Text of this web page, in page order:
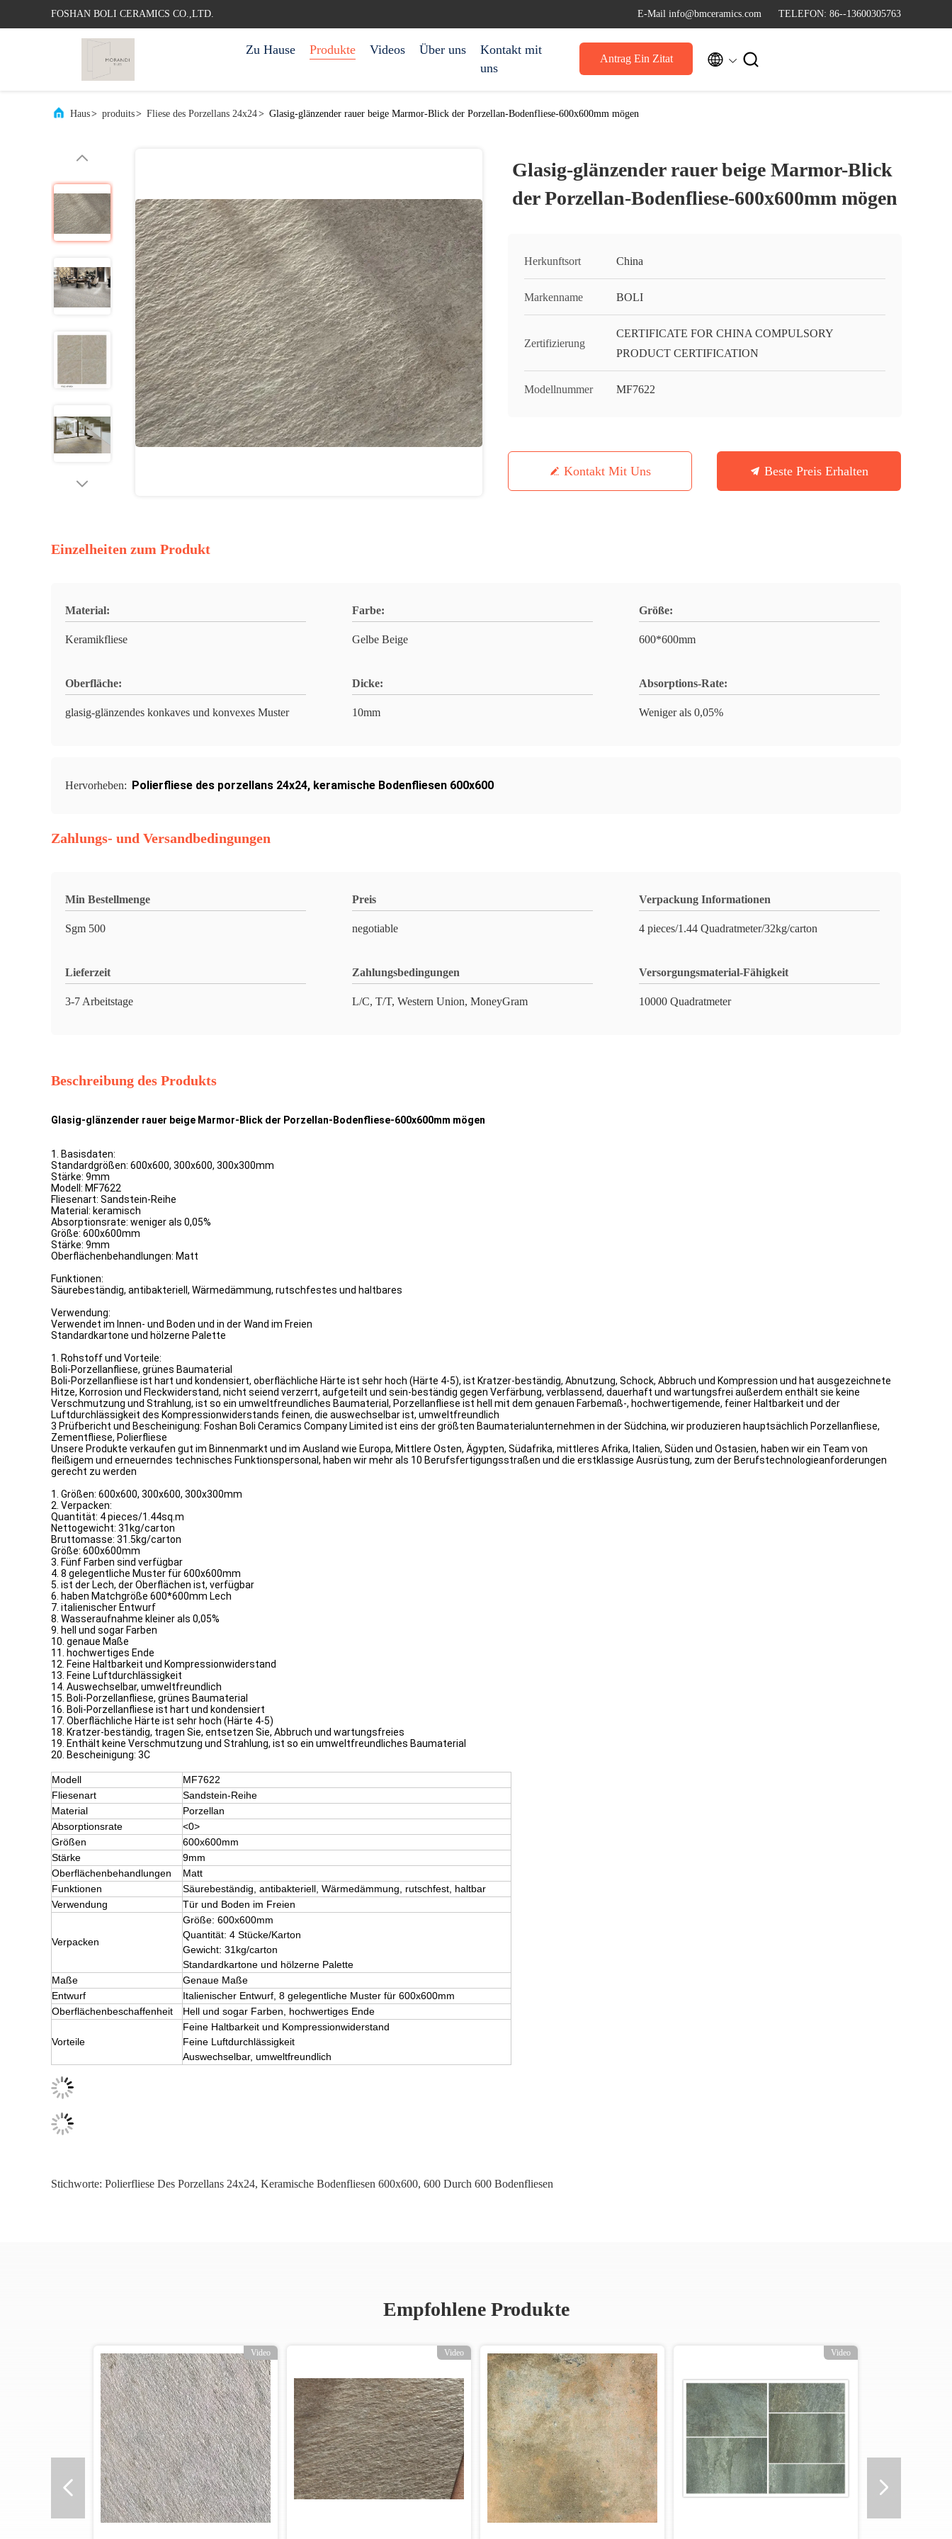
FOSHAN BOLI CERAMICS CO.,LTD. E-Mail info@bmceramics.com TELEFON: 86--13600305763
Zu Hause Produkte Videos Über uns
Kontakt mit
uns
Antrag Ein Zitat  
Haus> produits> Fliese des Porzellans 24x24> Glasig-glänzender rauer beige Marmor-Blick der Porzellan-Bodenfliese-600x600mm mögen
Glasig-glänzender rauer beige Marmor-Blick
der Porzellan-Bodenfliese-600x600mm mögen
Herkunftsort China
Markenname BOLI
Zertifizierung
CERTIFICATE FOR CHINA COMPULSORY
PRODUCT CERTIFICATION
Modellnummer MF7622
Kontakt Mit Uns Beste Preis Erhalten
Einzelheiten zum Produkt
Material:
Keramikfliese
Farbe:
Gelbe Beige
Größe:
600*600mm
Oberfläche:
glasig-glänzendes konkaves und konvexes Muster
Dicke:
10mm
Absorptions-Rate:
Weniger als 0,05%
Hervorheben: Polierfliese des porzellans 24x24, keramische Bodenfliesen 600x600
Zahlungs- und Versandbedingungen
Min Bestellmenge
Sgm 500
Preis
negotiable
Verpackung Informationen
4 pieces/1.44 Quadratmeter/32kg/carton
Lieferzeit
3-7 Arbeitstage
Zahlungsbedingungen
L/C, T/T, Western Union, MoneyGram
Versorgungsmaterial-Fähigkeit
10000 Quadratmeter
Beschreibung des Produkts
Glasig-glänzender rauer beige Marmor-Blick der Porzellan-Bodenfliese-600x600mm mögen
1. Basisdaten:
Standardgrößen: 600x600, 300x600, 300x300mm
Stärke: 9mm
Modell: MF7622
Fliesenart: Sandstein-Reihe
Material: keramisch
Absorptionsrate: weniger als 0,05%
Größe: 600x600mm
Stärke: 9mm
Oberflächenbehandlungen: Matt
Funktionen:
Säurebeständig, antibakteriell, Wärmedämmung, rutschfestes und haltbares
Verwendung:
Verwendet im Innen- und Boden und in der Wand im Freien
Standardkartone und hölzerne Palette
1. Rohstoff und Vorteile:
Boli-Porzellanfliese, grünes Baumaterial
Boli-Porzellanfliese ist hart und kondensiert, oberflächliche Härte ist sehr hoch (Härte 4-5), ist Kratzer-beständig, Abnutzung, Schock, Abbruch und Kompression und hat ausgezeichnete
Hitze, Korrosion und Fleckwiderstand, nicht seiend verzerrt, aufgeteilt und sein-beständig gegen Verfärbung, verblassend, dauerhaft und wartungsfrei außerdem enthält sie keine
Verschmutzung und Strahlung, ist so ein umweltfreundliches Baumaterial, Porzellanfliese ist hell mit dem genauen Farbemaß-, hochwertigemende, feiner Haltbarkeit und der
Luftdurchlässigkeit des Kompressionwiderstands feinen, die auswechselbar ist, umweltfreundlich
3 Prüfbericht und Bescheinigung: Foshan Boli Ceramics Company Limited ist eins der größten Baumaterialunternehmen in der Südchina, wir produzieren hauptsächlich Porzellanfliese,
Zementfliese, Polierfliese
Unsere Produkte verkaufen gut im Binnenmarkt und im Ausland wie Europa, Mittlere Osten, Ägypten, Südafrika, mittleres Afrika, Italien, Süden und Ostasien, haben wir ein Team von
fleißigem und erneuerndes technisches Funktionspersonal, haben wir mehr als 10 Berufsfertigungsstraßen und die erstklassige Ausrüstung, zum der Berufstechnologieanforderungen
gerecht zu werden
1. Größen: 600x600, 300x600, 300x300mm
2. Verpacken:
Quantität: 4 pieces/1.44sq.m
Nettogewicht: 31kg/carton
Bruttomasse: 31.5kg/carton
Größe: 600x600mm
3. Fünf Farben sind verfügbar
4. 8 gelegentliche Muster für 600x600mm
5. ist der Lech, der Oberflächen ist, verfügbar
6. haben Matchgröße 600*600mm Lech
7. italienischer Entwurf
8. Wasseraufnahme kleiner als 0,05%
9. hell und sogar Farben
10. genaue Maße
11. hochwertiges Ende
12. Feine Haltbarkeit und Kompressionwiderstand
13. Feine Luftdurchlässigkeit
14. Auswechselbar, umweltfreundlich
15. Boli-Porzellanfliese, grünes Baumaterial
16. Boli-Porzellanfliese ist hart und kondensiert
17. Oberflächliche Härte ist sehr hoch (Härte 4-5)
18. Kratzer-beständig, tragen Sie, entsetzen Sie, Abbruch und wartungsfreies
19. Enthält keine Verschmutzung und Strahlung, ist so ein umweltfreundliches Baumaterial
20. Bescheinigung: 3C
Modell
MF7622
Fliesenart
Sandstein-Reihe
Material
Porzellan
Absorptionsrate
<0>
Größen
600x600mm
Stärke
9mm
Oberflächenbehandlungen
Matt
Funktionen
Säurebeständig, antibakteriell, Wärmedämmung, rutschfest, haltbar
Verwendung
Tür und Boden im Freien
Verpacken
Größe: 600x600mm
Quantität: 4 Stücke/Karton
Gewicht: 31kg/carton
Standardkartone und hölzerne Palette
Maße
Genaue Maße
Entwurf
Italienischer Entwurf, 8 gelegentliche Muster für 600x600mm
Oberflächenbeschaffenheit
Hell und sogar Farben, hochwertiges Ende
Vorteile
Feine Haltbarkeit und Kompressionwiderstand
Feine Luftdurchlässigkeit
Auswechselbar, umweltfreundlich
Stichworte: Polierfliese Des Porzellans 24x24, Keramische Bodenfliesen 600x600, 600 Durch 600 Bodenfliesen
Empfohlene Produkte
Video